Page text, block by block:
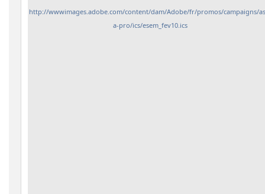
http://wwwimages.adobe.com/content/dam/Adobe/fr/promos/campaigns/
a-pro/ics/esem_fev10.ics